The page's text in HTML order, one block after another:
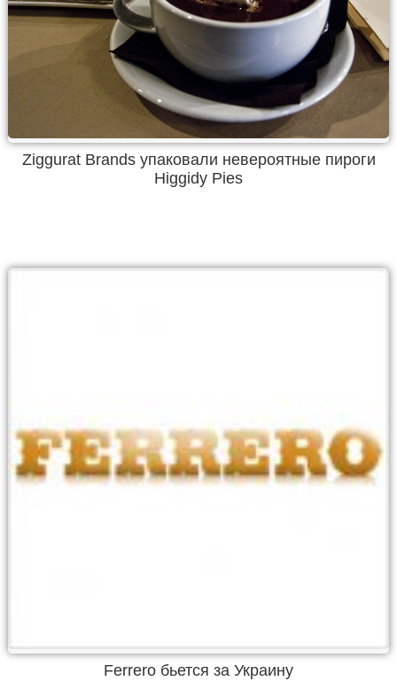
Ziggurat Brands упаковали невероятные пироги
Higgidy Pies
Ferrero бьется за Украину